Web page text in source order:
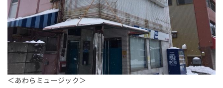
＜あわらミュージック＞